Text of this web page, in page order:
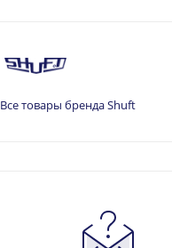
Все товары бренда Shuft